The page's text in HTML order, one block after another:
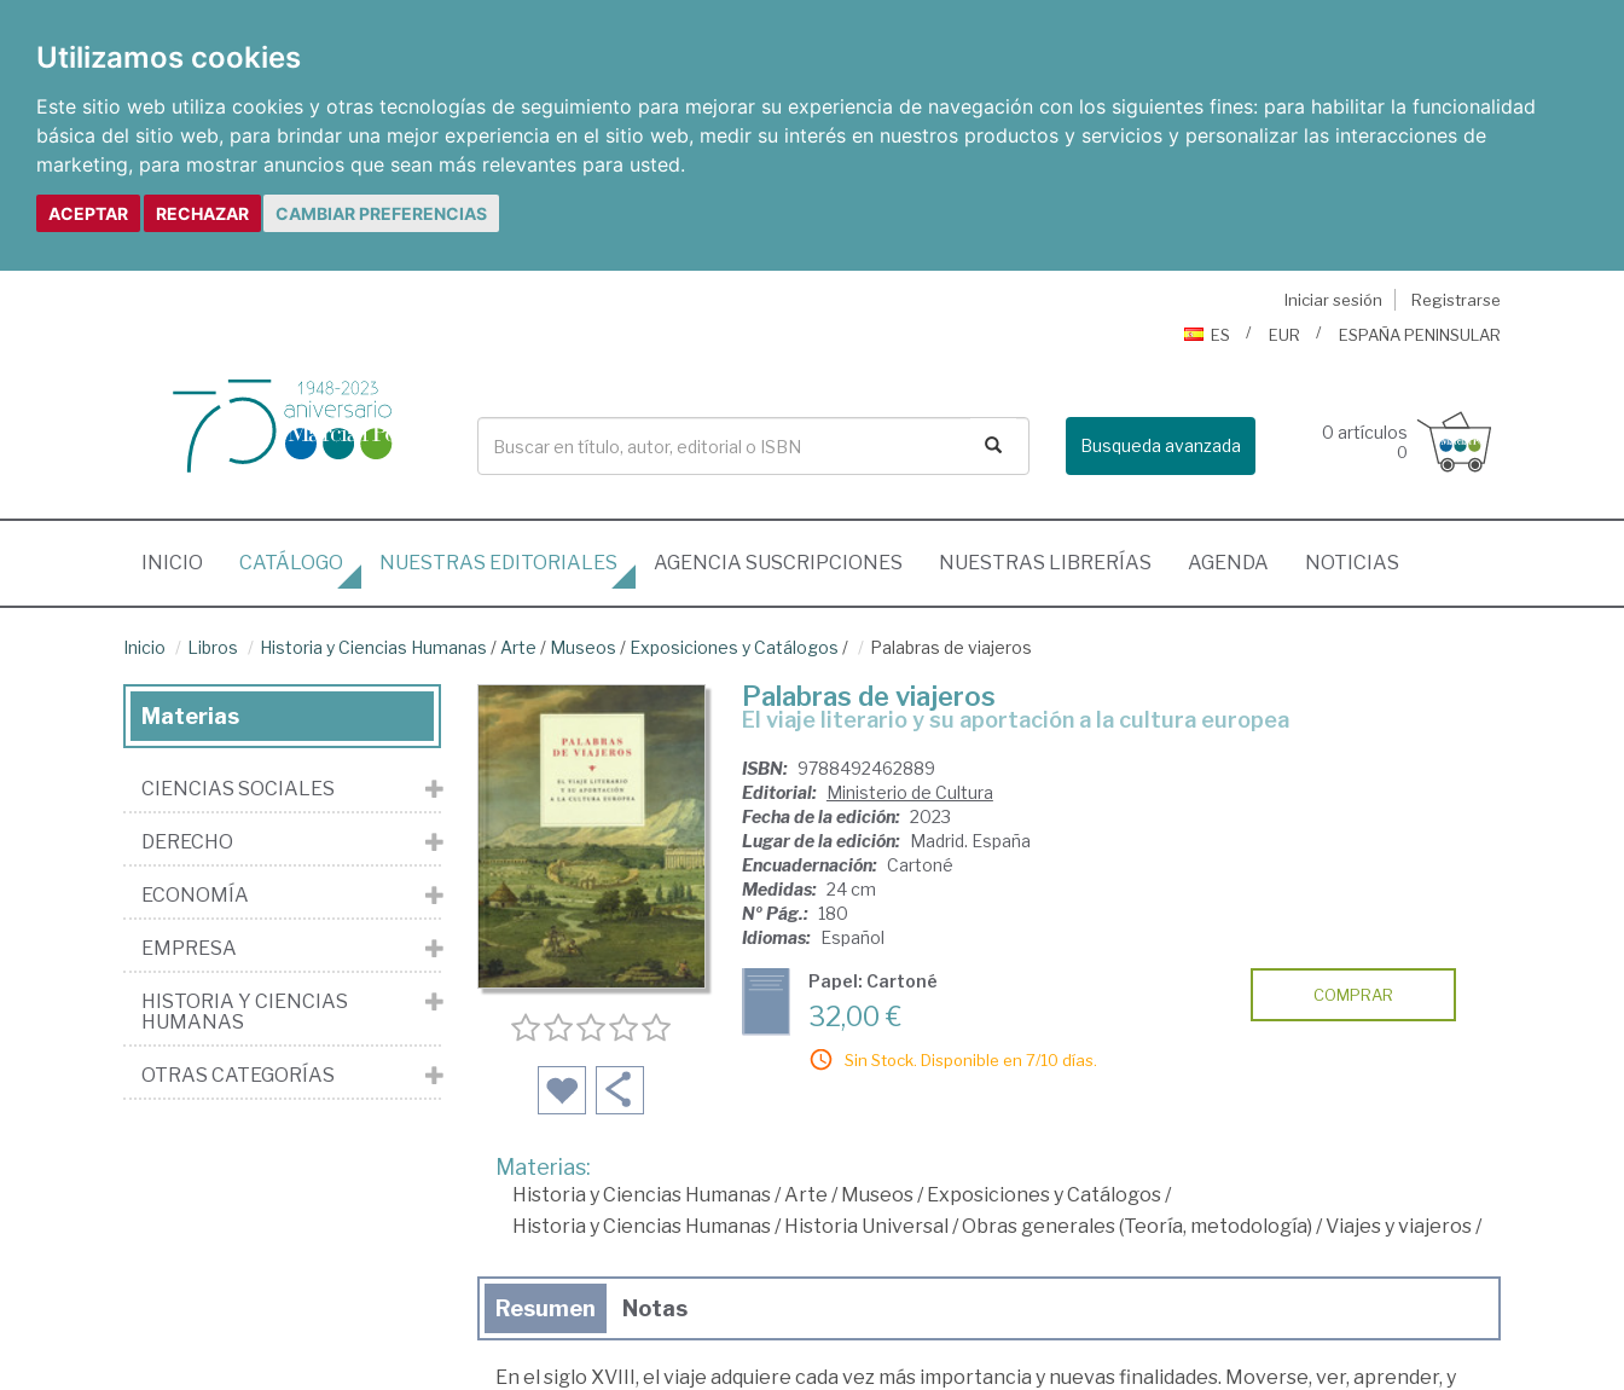
Utilizamos cookies
Este sitio web utiliza cookies y otras tecnologías de seguimiento para mejorar su experiencia de navegación con los siguientes fines: para habilitar la funcionalidad
básica del sitio web, para brindar una mejor experiencia en el sitio web, medir su interés en nuestros productos y servicios y personalizar las interacciones de
marketing, para mostrar anuncios que sean más relevantes para usted.
ACEPTAR RECHAZAR CAMBIAR PREFERENCIAS
Iniciar sesión
Registrarse
ES
EUR ESPAÑA PENINSULAR
Busqueda avanzada
0 artículos
0
INICIO (CURRENT)
CATÁLOGO NUESTRAS EDITORIALES AGENCIA SUSCRIPCIONES NUESTRAS LIBRERÍAS AGENDA NOTICIAS
Inicio Libros Historia y Ciencias Humanas / Arte / Museos / Exposiciones y Catálogos / Palabras de viajeros
Palabras de viajeros
el viaje literario y su aportación a la cultura europea
ISBN: 9788492462889
Editorial: Ministerio de Cultura
Fecha de la edición: 2023
Lugar de la edición: Madrid. España
Encuadernación: Cartoné
Medidas: 24 cm
Nº Pág.: 180
Idiomas: Español
Papel: Cartoné
32,00 €
Sin Stock. Disponible en 7/10 días.
COMPRAR
Materias:
Historia y Ciencias Humanas/Arte /Museos/Exposiciones y Catálogos/
Historia y Ciencias Humanas/Historia Universal /Obras generales (Teoría, metodología) /Viajes y viajeros/
Resumen Notas
En el siglo XVIII, el viaje adquiere cada vez más importancia y nuevas finalidades. Moverse, ver, aprender, y
Materias
CIENCIAS SOCIALES
DERECHO
ECONOMÍA
EMPRESA
HISTORIA Y CIENCIAS
HUMANAS
OTRAS CATEGORÍAS